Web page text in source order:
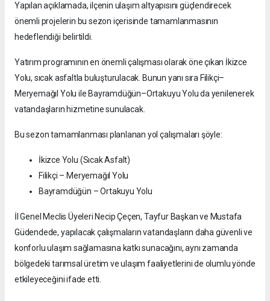
Yapılan açıklamada, ilçenin ulaşım altyapısını güçlendirecek
önemli projelerin bu sezon içerisinde tamamlanmasının
hedeflendiği belirtildi.
Yatırım programının en önemli çalışması olarak öne çıkan İkizce
Yolu, sıcak asfaltla buluşturulacak. Bunun yanı sıra Filikçi–
Meryemağıl Yolu ile Bayramdüğün–Ortakuyu Yolu da yenilenerek
vatandaşların hizmetine sunulacak.
Bu sezon tamamlanması planlanan yol çalışmaları şöyle:
İkizce Yolu (Sıcak Asfalt)
Filikçi – Meryemağıl Yolu
Bayramdüğün – Ortakuyu Yolu
İl Genel Meclis Üyeleri Necip Çeçen, Tayfur Başkan ve Mustafa
Güdendede, yapılacak çalışmaların vatandaşların daha güvenli ve
konforlu ulaşım sağlamasına katkı sunacağını, aynı zamanda
bölgedeki tarımsal üretim ve ulaşım faaliyetlerini de olumlu yönde
etkileyeceğini ifade etti.